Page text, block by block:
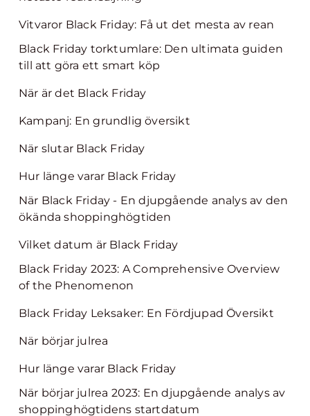
Vitvaror Black Friday: Få ut det mesta av rean
Black Friday torktumlare: Den ultimata guiden
till att göra ett smart köp
När är det Black Friday
Kampanj: En grundlig översikt
När slutar Black Friday
Hur länge varar Black Friday
När Black Friday - En djupgående analys av den
ökända shoppinghögtiden
Vilket datum är Black Friday
Black Friday 2023: A Comprehensive Overview
of the Phenomenon
Black Friday Leksaker: En Fördjupad Översikt
När börjar julrea
Hur länge varar Black Friday
När börjar julrea 2023: En djupgående analys av
shoppinghögtidens startdatum